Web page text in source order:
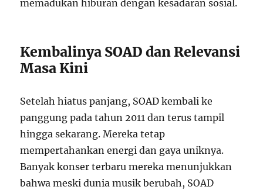
memadukan hiburan dengan kesadaran sosial.
Kembalinya SOAD dan Relevansi
Masa Kini
Setelah hiatus panjang, SOAD kembali ke
panggung pada tahun 2011 dan terus tampil
hingga sekarang. Mereka tetap
mempertahankan energi dan gaya uniknya.
Banyak konser terbaru mereka menunjukkan
bahwa meski dunia musik berubah, SOAD